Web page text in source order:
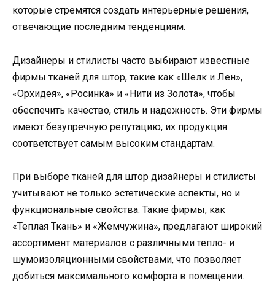
которые стремятся создать интерьерные решения,
отвечающие последним тенденциям.
Дизайнеры и стилисты часто выбирают известные
фирмы тканей для штор, такие как «Шелк и Лен»,
«Орхидея», «Росинка» и «Нити из Золота», чтобы
обеспечить качество, стиль и надежность. Эти фирмы
имеют безупречную репутацию, их продукция
соответствует самым высоким стандартам.
При выборе тканей для штор дизайнеры и стилисты
учитывают не только эстетические аспекты, но и
функциональные свойства. Такие фирмы, как
«Теплая Ткань» и «Жемчужина», предлагают широкий
ассортимент материалов с различными тепло- и
шумоизоляционными свойствами, что позволяет
добиться максимального комфорта в помещении.